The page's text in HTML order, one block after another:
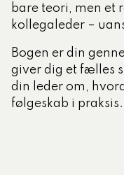
bare teori, men et
kollegaleder –
Bogen er din
giver dig et fælles
din leder om,
følgeskab i praksis.